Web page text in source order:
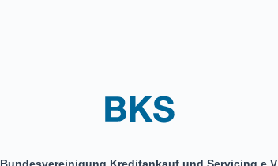
Bundesvereinigung Kreditankauf und Servicing e.V.